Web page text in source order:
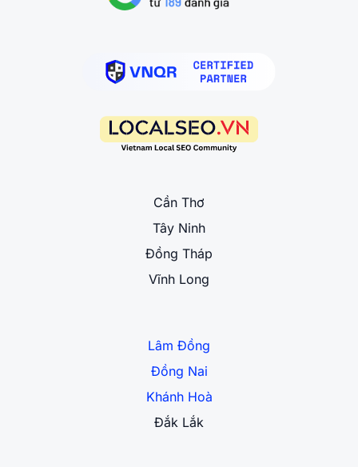
Cần Thơ
Tây Ninh
Đồng Tháp
Vĩnh Long
Lâm Đồng
Đồng Nai
Khánh Hoà
Đắk Lắk